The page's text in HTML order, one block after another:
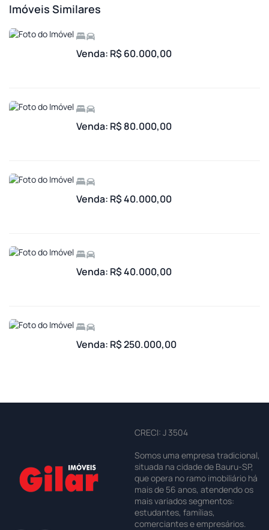
Imóveis Similares
Venda: R$ 60.000,00
Venda: R$ 80.000,00
Venda: R$ 40.000,00
Venda: R$ 40.000,00
Venda: R$ 250.000,00
CRECI: J 3504
Somos uma empresa tradicional,
situada na cidade de Bauru-SP,
que opera no ramo imobiliário há
mais de 56 anos, atendendo os
mais variados segmentos:
estudantes, famílias,
comerciantes e empresários.